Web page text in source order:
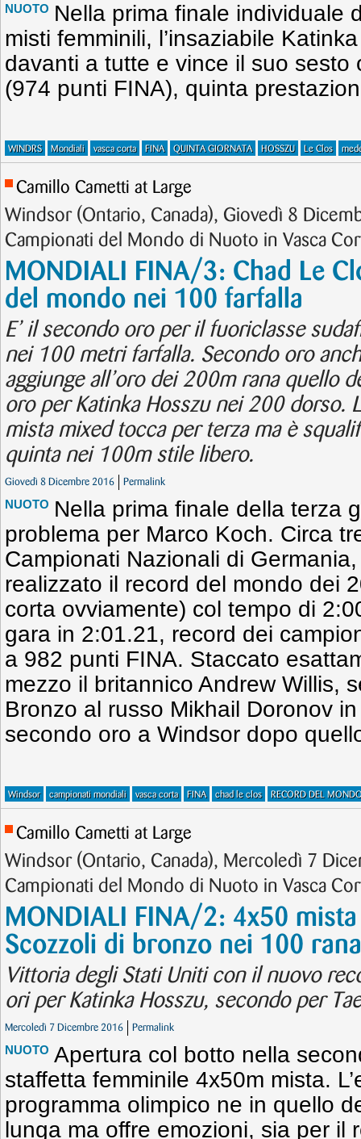
NUOTO Nella prima finale individuale
misti femminili, l’insaziabile
davanti a tutte e vince il suo sesto
(974 punti FINA), quinta
WINDRS Mondiali vasca corta FINA QUINTA GIORNATA HOSSZU Le Clos
Camillo Cametti at Large
Windsor (Ontario, Canada), Giovedì 8
Campionati del Mondo di Nuoto in Vasca
MONDIALI FINA/3: Chad Le
del mondo nei 100 farfalla
E’ il secondo oro per il fuoriclasse
nei 100 metri farfalla. Secondo oro
aggiunge all’oro dei 200m rana quello
oro per Katinka Hosszu nei 200 dorso.
mista mixed tocca per terza ma è
quinta nei 100m stile libero.
Giovedì 8 Dicembre 2016 Permalink
NUOTO Nella prima finale della terza
problema per Marco Koch. Circa
Campionati Nazionali di
realizzato il record del mondo dei
corta ovviamente) col tempo di
gara in 2:01.21, record dei
a 982 punti FINA. Staccato
mezzo il britannico Andrew Willis,
Bronzo al russo Mikhail Doronov
secondo oro a Windsor dopo
Windsor campionati mondiali vasca corta FINA chad le clos RECORD DEL
Camillo Cametti at Large
Windsor (Ontario, Canada), Mercoledì 7
Campionati del Mondo di Nuoto in Vasca
MONDIALI FINA/2: 4x50
Scozzoli di bronzo nei 100 rana
Vittoria degli Stati Uniti con il nuovo
ori per Katinka Hosszu, secondo per
Mercoledì 7 Dicembre 2016 Permalink
NUOTO Apertura col botto nella
staffetta femminile 4x50m mista.
programma olimpico ne in quello
lunga ma offre emozioni, sia per il